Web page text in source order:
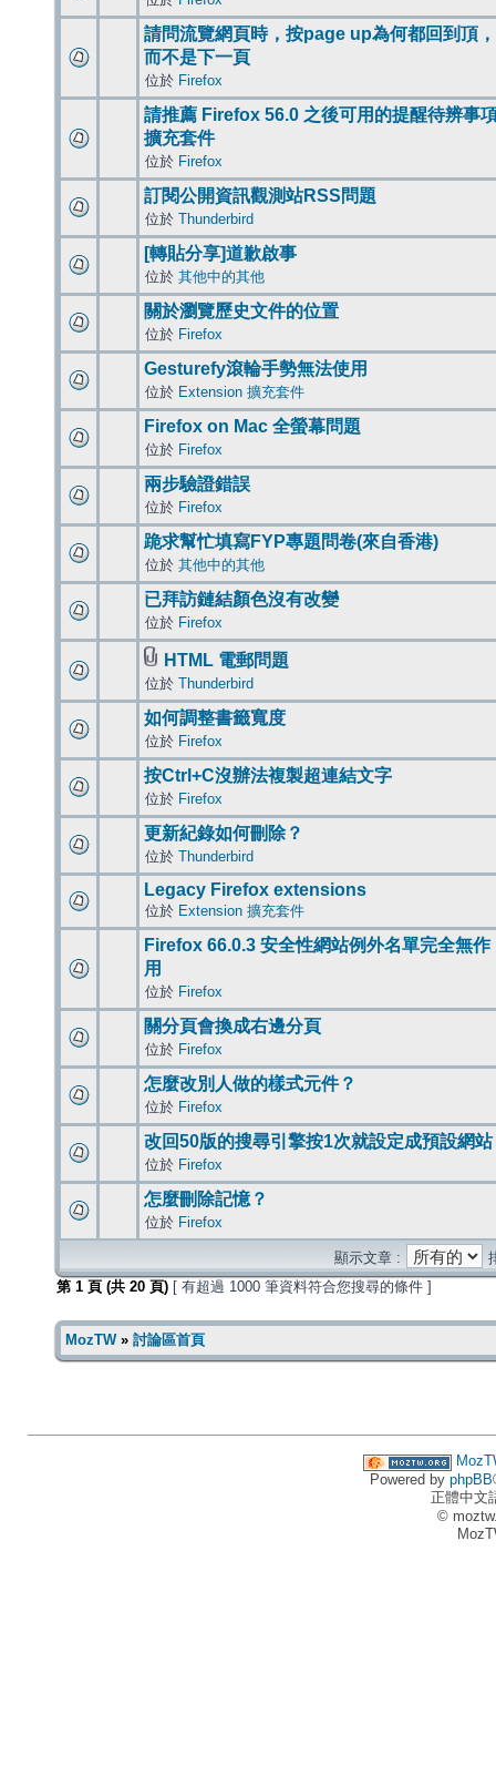
請問流覽網頁時，按page up為何都回到頂，
而不是下一頁
位於 Firefox
請推薦 Firefox 56.0 之後可用的提醒待辨事
擴充套件
位於 Firefox
訂閱公開資訊觀測站RSS問題
位於 Thunderbird
[轉貼分享]道歉啟事
位於 其他中的其他
關於瀏覽歷史文件的位置
位於 Firefox
Gesturefy滾輪手勢無法使用
位於 Extension 擴充套件
Firefox on Mac 全螢幕問題
位於 Firefox
兩步驗證錯誤
位於 Firefox
跪求幫忙填寫FYP專題問卷(來自香港)
位於 其他中的其他
已拜訪鏈結顏色沒有改變
位於 Firefox
HTML 電郵問題
位於 Thunderbird
如何調整書籤寬度
位於 Firefox
按Ctrl+C沒辦法複製超連結文字
位於 Firefox
更新紀錄如何刪除？
位於 Thunderbird
Legacy Firefox extensions
位於 Extension 擴充套件
Firefox 66.0.3 安全性網站例外名單完全無作
用
位於 Firefox
關分頁會換成右邊分頁
位於 Firefox
怎麼改別人做的樣式元件？
位於 Firefox
改回50版的搜尋引擎按1次就設定成預設網站
位於 Firefox
怎麼刪除記憶？
位於 Firefox
顯示文章 :
第 1 頁 (共 20 頁) [ 有超過 1000 筆資料符合您搜尋的條件 ]
MozTW» 討論區首頁
Powered by phpBB
正體中文
©